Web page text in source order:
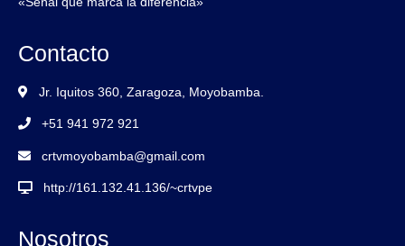
Contacto
Jr. Iquitos 360, Zaragoza, Moyobamba.
+51 941 972 921
crtvmoyobamba@gmail.com
http://161.132.41.136/~crtvpe
Nosotros